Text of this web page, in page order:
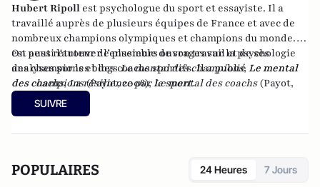
Hubert Ripoll est psychologue du sport et essayiste. Il a
travaillé auprès de plusieurs équipes de France et avec de
nombreux champions olympiques et champions du monde. Il
est aussi l'auteur de plusieurs ouvrages sur la psychologie
des champions et des coachs sportifs. Il a publié Le mental
des champions(Payot, 2008),Le mental des coachs (Payot,
2012),La résilience par le sport
On peut retrouver l’ensemble de son travail et de ses
analyses sur les blogsLe mental des champions, Le mental
des coachs,La résilience par le sport.
SUIVRE
POPULAIRES 24 Heures 7 Jours